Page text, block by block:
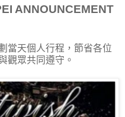
ANNOUNCEMENT
當天個人行程，節省各位
觀眾共同遵守。